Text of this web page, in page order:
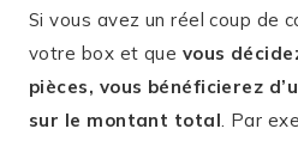
Si vous avez un réel coup de
votre box et que vous
pièces, vous bénéficierez
sur le montant total. Par